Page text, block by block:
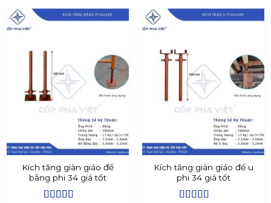
Kích tăng giàn giáo đế
bằng phi 34 giá tốt
Kích tăng giàn giáo đế u
phi 34 giá tốt